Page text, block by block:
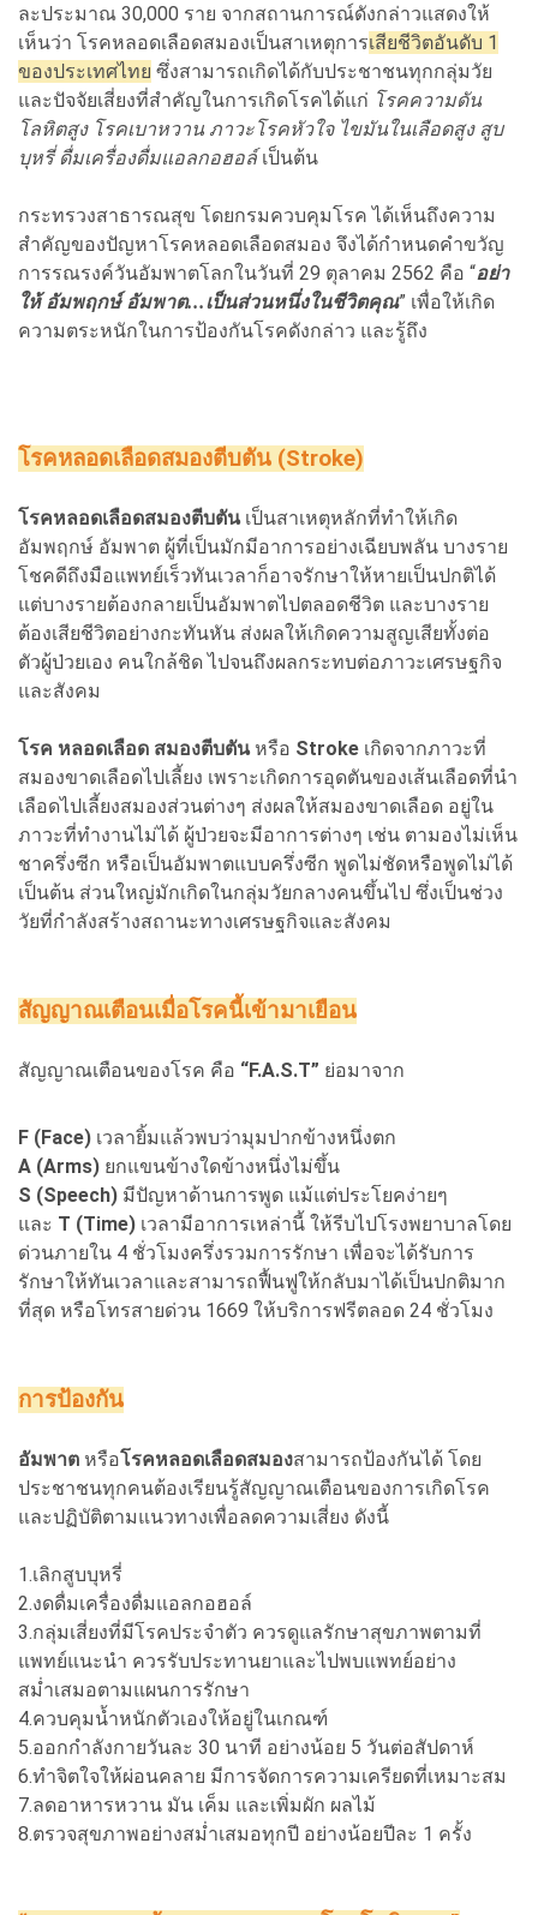
ละประมาณ 30,000 ราย จากสถานการณ์ดังกล่าวแสดงให้
เห็นว่า โรคหลอดเลือดสมองเป็นสาเหตุการเสียชีวิตอันดับ 1
ของประเทศไทย ซึ่งสามารถเกิดได้กับประชาชนทุกกลุ่มวัย
และปัจจัยเสี่ยงที่สำคัญในการเกิดโรคได้แก่ โรคความดัน
โลหิตสูง โรคเบาหวาน ภาวะโรคหัวใจ ไขมันในเลือดสูง สูบ
บุหรี่ ดื่มเครื่องดื่มแอลกอฮอล์เป็นต้น
กระทรวงสาธารณสุข โดยกรมควบคุมโรค ได้เห็นถึงความ
สำคัญของปัญหาโรคหลอดเลือดสมอง จึงได้กำหนดคำขวัญ
การรณรงค์วันอัมพาตโลกในวันที่ 29 ตุลาคม 2562 คือ “อย่า
ให้ อัมพฤกษ์ อัมพาต...เป็นส่วนหนึ่งในชีวิตคุณ” เพื่อให้เกิด
ความตระหนักในการป้องกันโรคดังกล่าว และรู้ถึง
โรคหลอดเลือดสมองตีบตัน (Stroke)
โรคหลอดเลือดสมองตีบตันเป็นสาเหตุหลักที่ทำให้เกิด
อัมพฤกษ์ อัมพาต ผู้ที่เป็นมักมีอาการอย่างเฉียบพลัน บางราย
โชคดีถึงมือแพทย์เร็วทันเวลาก็อาจรักษาให้หายเป็นปกติได้
แต่บางรายต้องกลายเป็นอัมพาตไปตลอดชีวิต และบางราย
ต้องเสียชีวิตอย่างกะทันหัน ส่งผลให้เกิดความสูญเสียทั้งต่อ
ตัวผู้ป่วยเอง คนใกล้ชิด ไปจนถึงผลกระทบต่อภาวะเศรษฐกิจ
และสังคม
โรค หลอดเลือด สมองตีบตันหรือ Stroke เกิดจากภาวะที่
สมองขาดเลือดไปเลี้ยง เพราะเกิดการอุดตันของเส้นเลือดที่นำ
เลือดไปเลี้ยงสมองส่วนต่างๆ ส่งผลให้สมองขาดเลือด อยู่ใน
ภาวะที่ทำงานไม่ได้ ผู้ป่วยจะมีอาการต่างๆ เช่น ตามองไม่เห็น
ชาครึ่งซีก หรือเป็นอัมพาตแบบครึ่งซีก พูดไม่ชัดหรือพูดไม่ได้
เป็นต้น ส่วนใหญ่มักเกิดในกลุ่มวัยกลางคนขึ้นไป ซึ่งเป็นช่วง
วัยที่กำลังสร้างสถานะทางเศรษฐกิจและสังคม
สัญญาณเตือนเมื่อโรคนี้เข้ามาเยือน
สัญญาณเตือนของโรค คือ “F.A.S.T” ย่อมาจาก
F (Face) เวลายิ้มแล้วพบว่ามุมปากข้างหนึ่งตก
A (Arms) ยกแขนข้างใดข้างหนึ่งไม่ขึ้น
S (Speech) มีปัญหาด้านการพูด แม้แต่ประโยคง่ายๆ
และ T (Time) เวลามีอาการเหล่านี้ ให้รีบไปโรงพยาบาลโดย
ด่วนภายใน 4 ชั่วโมงครึ่งรวมการรักษา เพื่อจะได้รับการ
รักษาให้ทันเวลาและสามารถฟื้นฟูให้กลับมาได้เป็นปกติมาก
ที่สุด หรือโทรสายด่วน 1669 ให้บริการฟรีตลอด 24 ชั่วโมง
การป้องกัน
อัมพาต หรือโรคหลอดเลือดสมองสามารถป้องกันได้ โดย
ประชาชนทุกคนต้องเรียนรู้สัญญาณเตือนของการเกิดโรค
และปฏิบัติตามแนวทางเพื่อลดความเสี่ยง ดังนี้
1.เลิกสูบบุหรี่
2.งดดื่มเครื่องดื่มแอลกอฮอล์
3.กลุ่มเสี่ยงที่มีโรคประจำตัว ควรดูแลรักษาสุขภาพตามที่
แพทย์แนะนำ ควรรับประทานยาและไปพบแพทย์อย่าง
สม่ำเสมอตามแผนการรักษา
4.ควบคุมน้ำหนักตัวเองให้อยู่ในเกณฑ์
5.ออกกำลังกายวันละ 30 นาที อย่างน้อย 5 วันต่อสัปดาห์
6.ทำจิตใจให้ผ่อนคลาย มีการจัดการความเครียดที่เหมาะสม
7.ลดอาหารหวาน มัน เค็ม และเพิ่มผัก ผลไม้
8.ตรวจสุขภาพอย่างสม่ำเสมอทุกปี อย่างน้อยปีละ 1 ครั้ง